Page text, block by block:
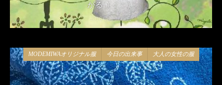
がる（；；）
2018年11月15日
MODEMIWAオリジナル服 今日の出来事 大人の女性の服